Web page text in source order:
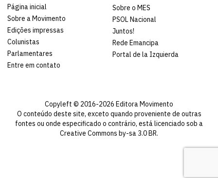
Página inicial
Sobre a Movimento
Edições impressas
Colunistas
Parlamentares
Entre em contato
Sobre o MES
PSOL Nacional
Juntos!
Rede Emancipa
Portal de la Izquierda
Copyleft © 2016-2026 Editora Movimento
O conteúdo deste site, exceto quando proveniente de outras
fontes ou onde especificado o contrário, está licenciado sob a
Creative Commons by-sa 3.0 BR.